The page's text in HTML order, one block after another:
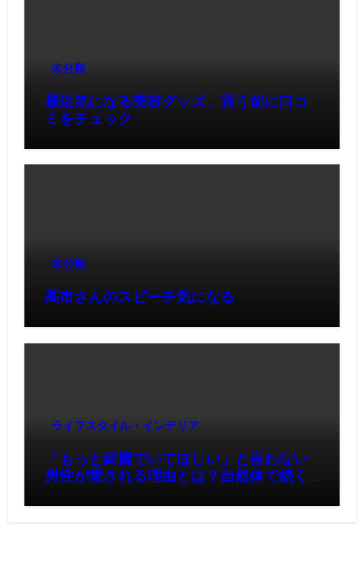
未分類
最近気になる美容グッズ、買う前に口コ
ミをチェック
未分類
高市さんのスピーチ気になる
ライフスタイル・インテリア
「もっと綺麗でいてほしい」と言わない
男性が愛される理由とは？自然体で続く